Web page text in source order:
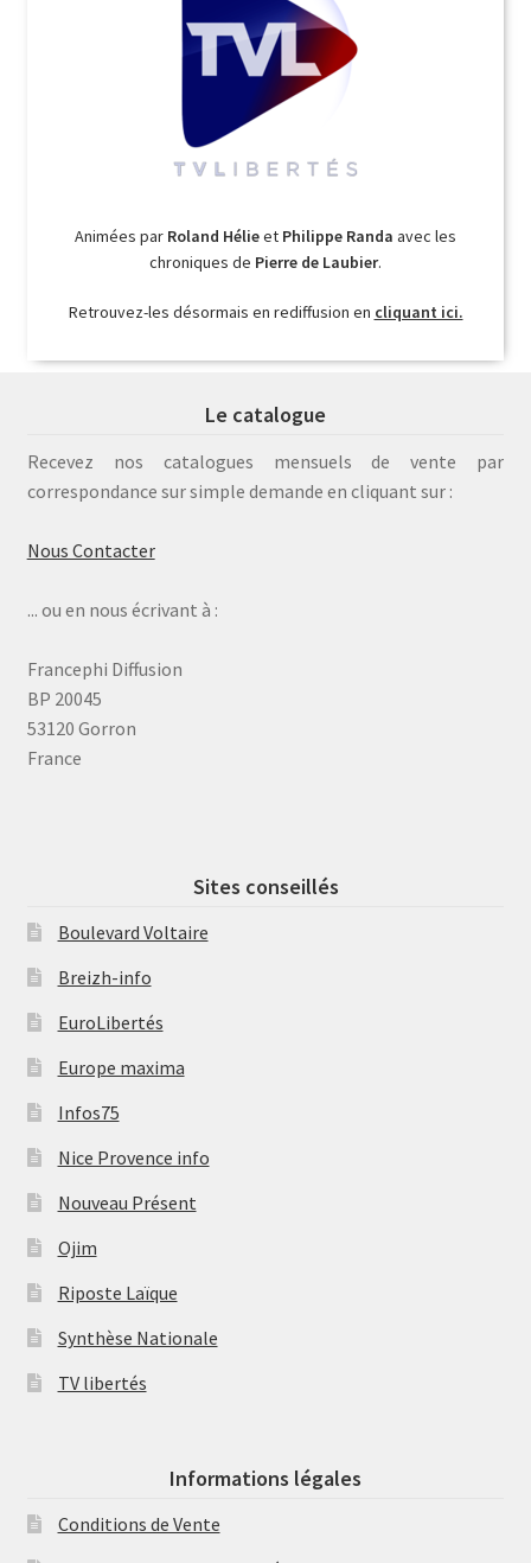
Animées par Roland Hélieet Philippe Randa avec les
chroniques de Pierre de Laubier.
Retrouvez-les désormais en rediffusion en cliquant ici.
Le catalogue
Recevez nos catalogues mensuels de vente par
correspondance sur simple demande en cliquant sur :
Nous Contacter
... ou en nous écrivant à :
Francephi Diffusion
BP 20045
53120 Gorron
France
Sites conseillés
Boulevard Voltaire
Breizh-info
EuroLibertés
Europe maxima
Infos75
Nice Provence info
Nouveau Présent
Ojim
Riposte Laïque
Synthèse Nationale
TV libertés
Informations légales
Conditions de Vente